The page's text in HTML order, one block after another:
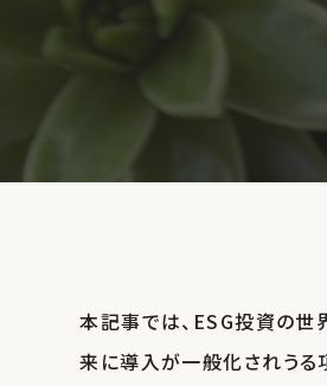
本記事では、ESG投資の世
来に導入が一般化されうる